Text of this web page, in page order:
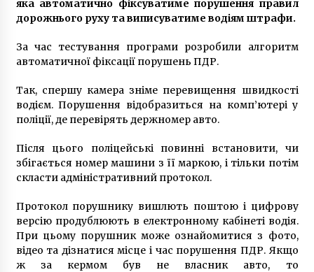
10 років ago
Під Києвом мало не вибухнула дочка
бізнесмена з нянею
7 років ago
Кличко вночі спіймав юних вандалів, які
малювали графіті у Києві
6 років ago
яка автоматично фіксуватиме порушення правил
дорожнього руху та виписуватиме водіям штрафи.
За час тестування програми розробили алгоритм
автоматичної фіксації порушень ПДР.
Так, спершу камера зніме перевищення швидкості
водієм. Порушення відобразиться на комп’ютері у
поліції, де перевірять держномер авто.
Після цього поліцейські повинні встановити, чи
збігається номер машини з її маркою, і тільки потім
скласти адміністративний протокол.
Протокол порушнику вишлють поштою і цифрову
версію продублюють в електронному кабінеті водія.
При цьому порушник може ознайомитися з фото,
відео та дізнатися місце і час порушення ПДР. Якщо
ж за кермом був не власник авто, то